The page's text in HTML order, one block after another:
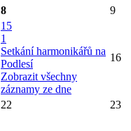
8 9
15
1
Setkání harmonikářů na
Podlesí
Zobrazit všechny
záznamy ze dne
16
22 23